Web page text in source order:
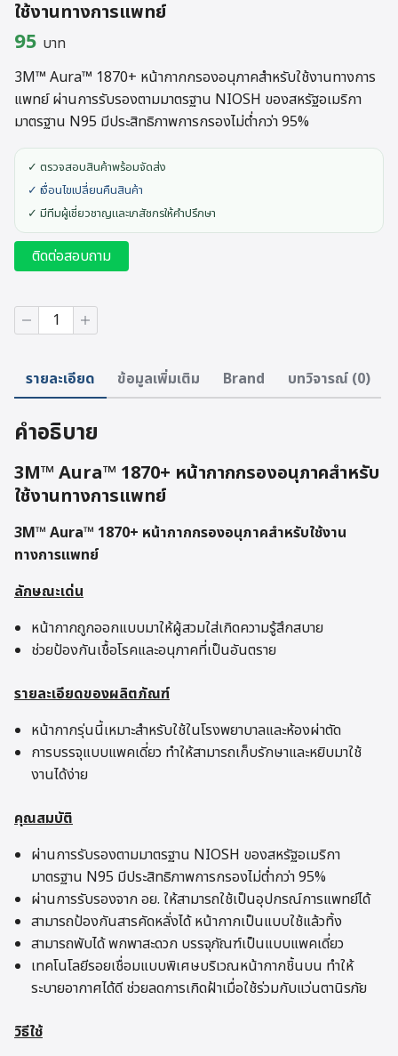
ใช้งานทางการแพทย์
95 บาท
3M™ Aura™ 1870+ หน้ากากกรองอนุภาคสำหรับใช้งานทางการ
แพทย์ ผ่านการรับรองตามมาตรฐาน NIOSH ของสหรัฐอเมริกา
มาตรฐาน N95 มีประสิทธิภาพการกรองไม่ต่ำกว่า 95%
✓ ตรวจสอบสินค้าพร้อมจัดส่ง
✓ เงื่อนไขเปลี่ยนคืนสินค้า
✓ มีทีมผู้เชี่ยวชาญและเภสัชกรให้คำปรึกษา
ติดต่อสอบถาม
จำนวน
3M™
หน้ากาก
กรอง
สำหรับ
งาน
ทางการ
แพทย์
รายละเอียด ข้อมูลเพิ่มเติม Brand บทวิจารณ์ (0)
คำอธิบาย
3M™ Aura™ 1870+ หน้ากากกรองอนุภาคสำหรับ
ใช้งานทางการแพทย์
3M™ Aura™ 1870+ หน้ากากกรองอนุภาคสำหรับใช้งาน
ทางการแพทย์
ลักษณะเด่น
หน้ากากถูกออกแบบมาให้ผู้สวมใส่เกิดความรู้สึกสบาย
ช่วยป้องกันเชื้อโรคและอนุภาคที่เป็นอันตราย
รายละเอียดของผลิตภัณฑ์
หน้ากากรุ่นนี้เหมาะสำหรับใช้ในโรงพยาบาลและห้องผ่าตัด
การบรรจุแบบแพคเดี่ยว ทำให้สามารถเก็บรักษาและหยิบมาใช้
งานได้ง่าย
คุณสมบัติ
ผ่านการรับรองตามมาตรฐาน NIOSH ของสหรัฐอเมริกา
มาตรฐาน N95 มีประสิทธิภาพการกรองไม่ต่ำกว่า 95%
ผ่านการรับรองจาก อย. ให้สามารถใช้เป็นอุปกรณ์การแพทย์ได้
สามารถป้องกันสารคัดหลั่งได้ หน้ากากเป็นแบบใช้แล้วทิ้ง
สามารถพับได้ พกพาสะดวก บรรจุภัณฑ์เป็นแบบแพคเดี่ยว
เทคโนโลยีรอยเชื่อมแบบพิเศษบริเวณหน้ากากชิ้นบน ทำให้
ระบายอากาศได้ดี ช่วยลดการเกิดฝ้าเมื่อใช้ร่วมกับแว่นตานิรภัย
วิธีใช้